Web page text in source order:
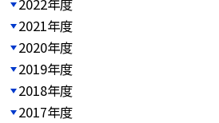
2022年度
2021年度
2020年度
2019年度
2018年度
2017年度